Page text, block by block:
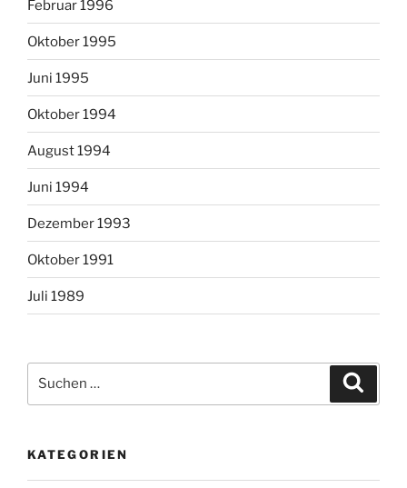
Februar 1996
Oktober 1995
Juni 1995
Oktober 1994
August 1994
Juni 1994
Dezember 1993
Oktober 1991
Juli 1989
nach:
KATEGORIEN